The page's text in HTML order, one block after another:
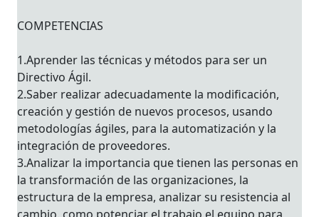
COMPETENCIAS
1.Aprender las técnicas y métodos para ser un
Directivo Ágil.
2.Saber realizar adecuadamente la modificación,
creación y gestión de nuevos procesos, usando
metodologías ágiles, para la automatización y la
integración de proveedores.
3.Analizar la importancia que tienen las personas en
la transformación de las organizaciones, la
estructura de la empresa, analizar su resistencia al